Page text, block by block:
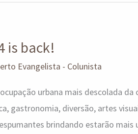
is back!
Evangelista - Colunista
urbana mais descolada da
gastronomia, diversão, artes
brindando estarão mais